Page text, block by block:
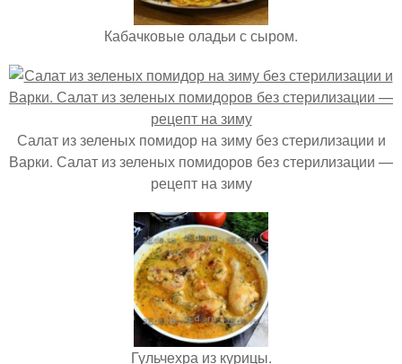
Кабачковые оладьи с сыром.
Салат из зеленых помидор на зиму без стерилизации и
Варки. Салат из зеленых помидоров без стерилизации —
рецепт на зиму
Гульчехра из курицы.